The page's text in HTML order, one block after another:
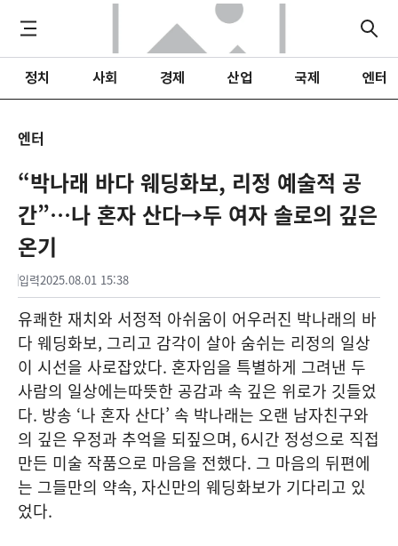
정치 사회 경제 산업 국제 엔터
엔터
“박나래 바다 웨딩화보, 리정 예술적 공
간”…나 혼자 산다→두 여자 솔로의 깊은
온기
입력2025.08.01 15:38
유쾌한 재치와 서정적 아쉬움이 어우러진 박나래의 바
다 웨딩화보, 그리고 감각이 살아 숨쉬는 리정의 일상
이 시선을 사로잡았다. 혼자임을 특별하게 그려낸 두
사람의 일상에는따뜻한 공감과 속 깊은 위로가 깃들었
다. 방송 ‘나 혼자 산다’ 속 박나래는 오랜 남자친구와
의 깊은 우정과 추억을 되짚으며, 6시간 정성으로 직접
만든 미술 작품으로 마음을 전했다. 그 마음의 뒤편에
는 그들만의 약속, 자신만의 웨딩화보가 기다리고 있
었다.